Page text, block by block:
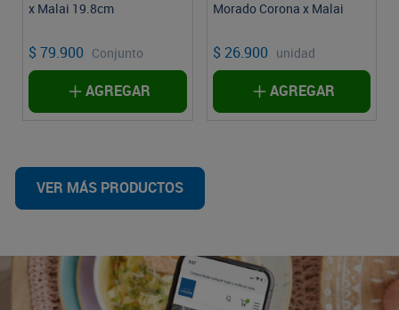
x Malai 19.8cm
$ 79.900 Conjunto
AGREGAR
Morado Corona x Malai
$ 26.900 unidad
AGREGAR
VER MÁS PRODUCTOS